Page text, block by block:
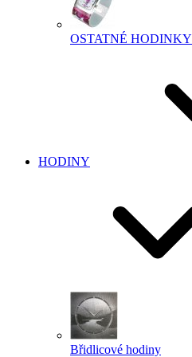
OSTATNÉ HODINKY
HODINY
Břidlicové hodiny